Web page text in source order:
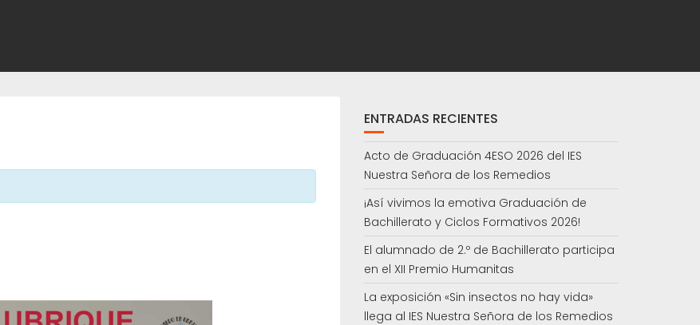
ENTRADAS RECIENTES
Acto de Graduación 4ESO 2026 del IES
Nuestra Señora de los Remedios
¡Así vivimos la emotiva Graduación de
Bachillerato y Ciclos Formativos 2026!
El alumnado de 2.º de Bachillerato participa
en el XII Premio Humanitas
La exposición «Sin insectos no hay vida»
llega al IES Nuestra Señora de los Remedios